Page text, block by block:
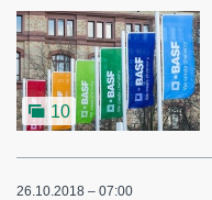
10
26.10.2018 – 07:00